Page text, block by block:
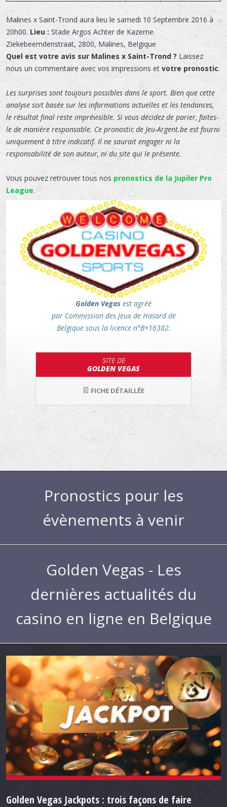
Malines x Saint-Trond aura lieu le samedi 10 Septembre 2016 à
20h00. Lieu : Stade Argos Achter de Kazerne.
Ziekebeemdenstraat, 2800, Malines, Belgique
Quel est votre avis sur Malines x Saint-Trond ? Laissez
nous un commentaire avec vos impressions et votre pronostic.
Les surprises sont toujours possibles dans le sport. Bien que cette
analyse soit basée sur les informations actuelles et les tendances,
le résultat final reste imprévisible. Si vous décidez de parier, faites-
le de manière responsable. Ce pronostic de Jeu-Argent.be est fourni
uniquement à titre indicatif. Il ne saurait engager ni la
responsabilité de son auteur, ni du site qui le présente.
Vous pouvez retrouver tous nos pronostics de la Jupiler Pro
League.
Golden Vegas est agréé
par Commission des Jeux de Hasard de
Belgique sous la licence n°B+16382.
SITE DE
GOLDEN VEGAS
FICHE DÉTAILLÉE
Pronostics pour les
évènements à venir
Golden Vegas - Les
dernières actualités du
casino en ligne en Belgique
Golden Vegas Jackpots : trois façons de faire